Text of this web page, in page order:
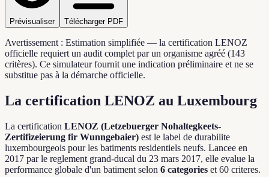
Prévisualiser Télécharger PDF
Avertissement : Estimation simplifiée — la certification LENOZ
officielle requiert un audit complet par un organisme agréé (143
critères). Ce simulateur fournit une indication préliminaire et ne se
substitue pas à la démarche officielle.
La certification LENOZ au Luxembourg
La certification LENOZ (Letzebuerger Nohaltegkeets-
Zertifizeierung fir Wunngebaier) est le label de durabilite
luxembourgeois pour les batiments residentiels neufs. Lancee en
2017 par le reglement grand-ducal du 23 mars 2017, elle evalue la
performance globale d'un batiment selon 6 categories et 60 criteres.